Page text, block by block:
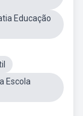
Educação
Escola